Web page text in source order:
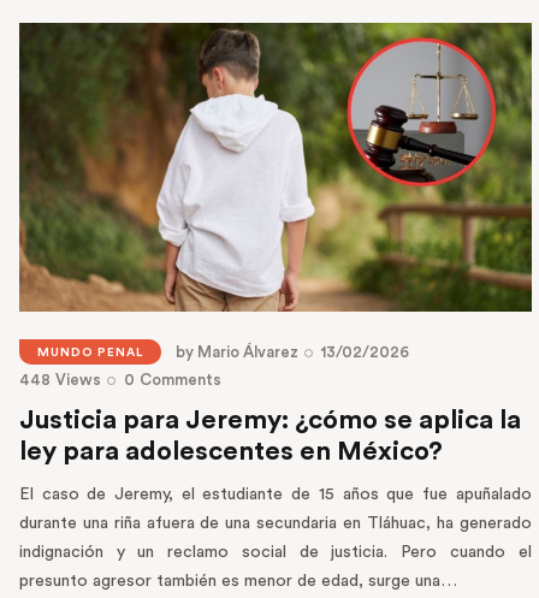
MUNDO PENAL by Mario Álvarez
13/02/2026
448 Views 0 Comments
Justicia para Jeremy: ¿cómo se aplica la
ley para adolescentes en México?
El caso de Jeremy, el estudiante de 15 años que fue apuñalado
durante una riña afuera de una secundaria en Tláhuac, ha generado
indignación y un reclamo social de justicia. Pero cuando el
presunto agresor también es menor de edad, surge una…